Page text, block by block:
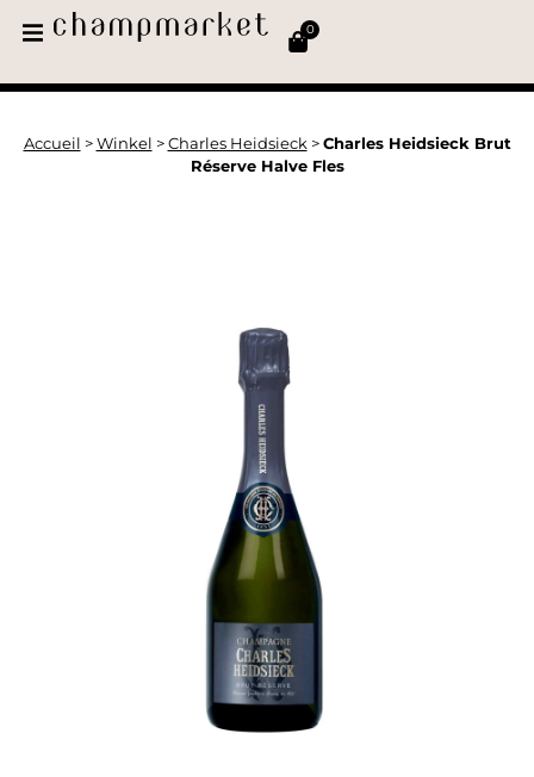
0
Accueil > Winkel > Charles Heidsieck > Charles Heidsieck Brut
Réserve Halve Fles